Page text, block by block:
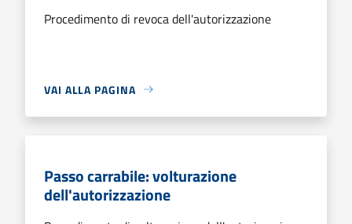
Procedimento di revoca dell'autorizzazione
VAI ALLA PAGINA
Passo carrabile: volturazione
dell'autorizzazione